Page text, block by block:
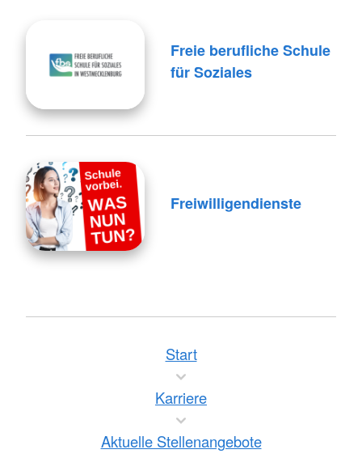
Freie berufliche Schule
für Soziales
Freiwilligendienste
Start
Karriere
Aktuelle Stellenangebote